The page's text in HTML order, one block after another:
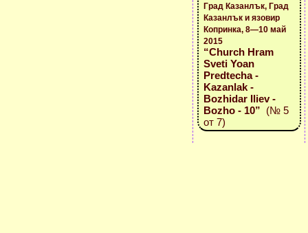
Град Казанлък, Град
Казанлък и язовир
Копринка, 8—10 май
2015
“Church Hram
Sveti Yoan
Predtecha -
Kazanlak -
Bozhidar Iliev -
Bozho - 10” (№ 5
от 7)